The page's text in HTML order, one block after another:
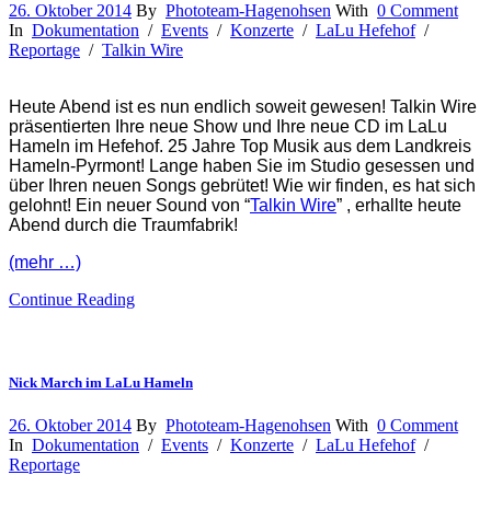
26. Oktober 2014 By Phototeam-Hagenohsen With 0 Comment
In Dokumentation / Events / Konzerte / LaLu Hefehof/
Reportage / Talkin Wire
Heute Abend ist es nun endlich soweit gewesen! Talkin Wire
präsentierten Ihre neue Show und Ihre neue CD im LaLu
Hameln im Hefehof. 25 Jahre Top Musik aus dem Landkreis
Hameln-Pyrmont! Lange haben Sie im Studio gesessen und
über Ihren neuen Songs gebrütet! Wie wir finden, es hat sich
gelohnt! Ein neuer Sound von “Talkin Wire” , erhallte heute
Abend durch die Traumfabrik!
(mehr …)
Continue Reading
Nick March im LaLu Hameln
26. Oktober 2014 By Phototeam-Hagenohsen With 0 Comment
In Dokumentation / Events / Konzerte / LaLu Hefehof/
Reportage